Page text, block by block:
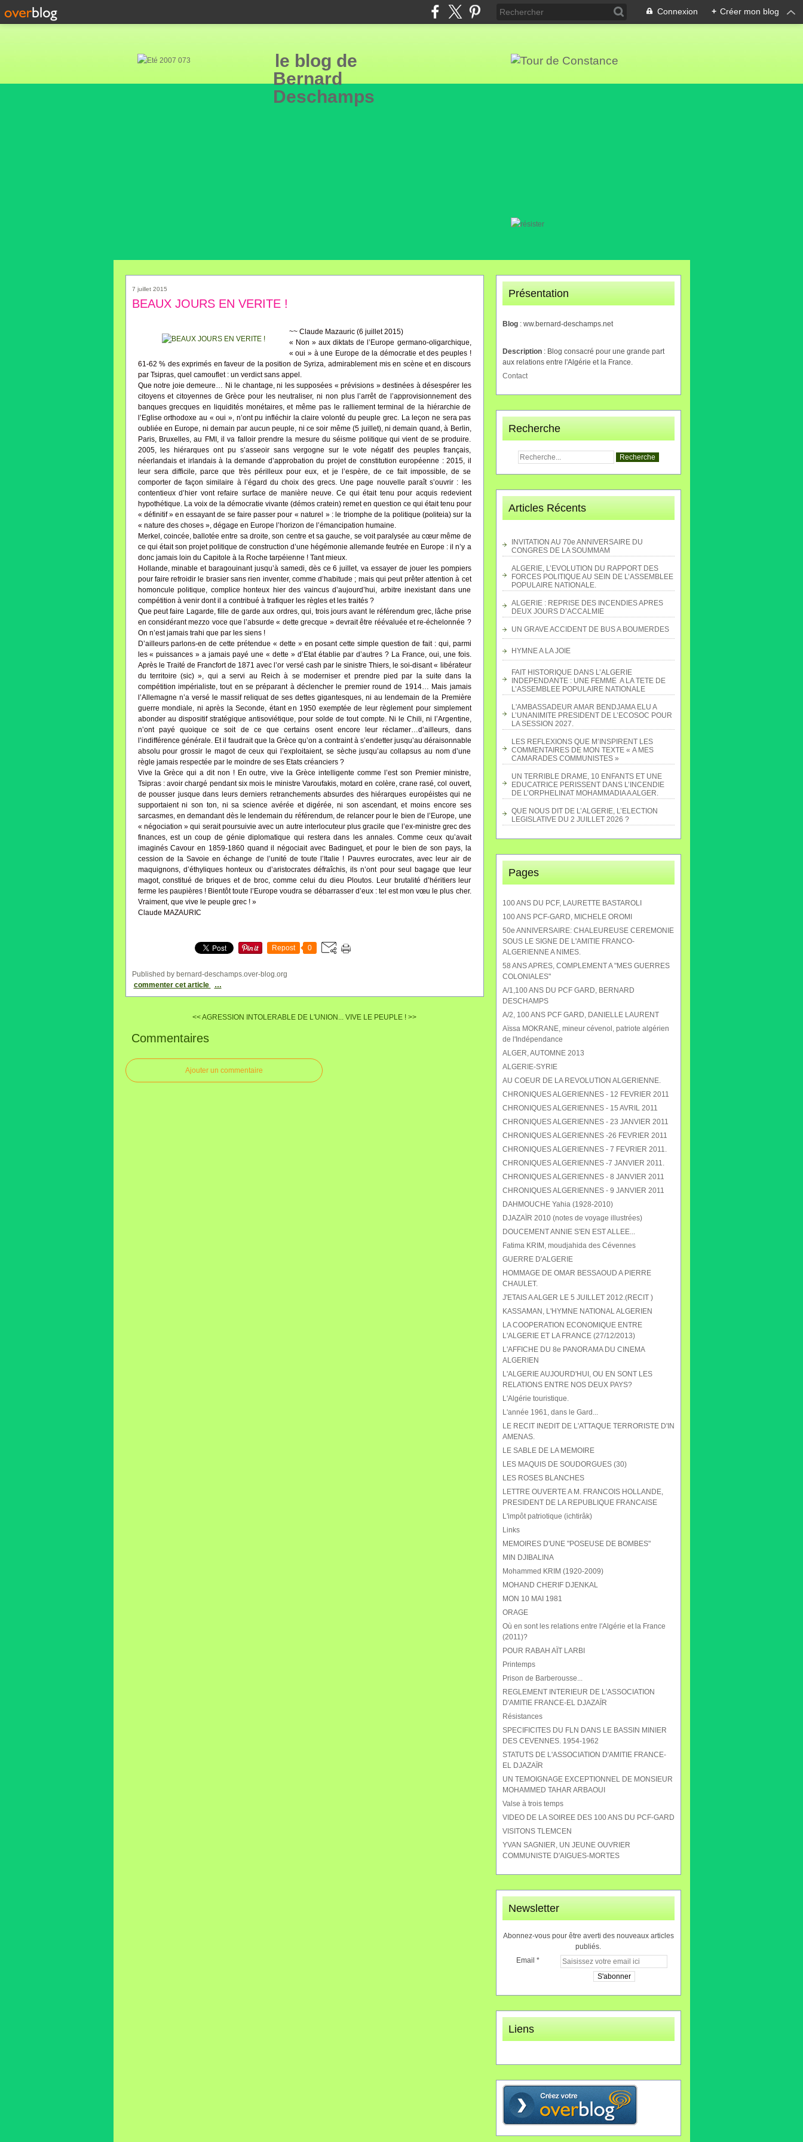
Connexion + Créer mon blog
le blog de
Bernard
Deschamps
7 juillet 2015
BEAUX JOURS EN VERITE !
~~ Claude Mazauric (6 juillet 2015)
« Non » aux diktats de l’Europe germano-oligarchique,
« oui » à une Europe de la démocratie et des peuples !
61-62 % des exprimés en faveur de la position de Syriza, admirablement mis en scène et en discours
par Tsipras, quel camouflet : un verdict sans appel.
Que notre joie demeure… Ni le chantage, ni les supposées « prévisions » destinées à désespérer les
citoyens et citoyennes de Grèce pour les neutraliser, ni non plus l’arrêt de l’approvisionnement des
banques grecques en liquidités monétaires, et même pas le ralliement terminal de la hiérarchie de
l’Eglise orthodoxe au « oui », n’ont pu infléchir la claire volonté du peuple grec. La leçon ne sera pas
oubliée en Europe, ni demain par aucun peuple, ni ce soir même (5 juillet), ni demain quand, à Berlin,
Paris, Bruxelles, au FMI, il va falloir prendre la mesure du séisme politique qui vient de se produire.
2005, les hiérarques ont pu s’asseoir sans vergogne sur le vote négatif des peuples français,
néerlandais et irlandais à la demande d’approbation du projet de constitution européenne : 2015, il
leur sera difficile, parce que très périlleux pour eux, et je l’espère, de ce fait impossible, de se
comporter de façon similaire à l’égard du choix des grecs. Une page nouvelle paraît s’ouvrir : les
contentieux d’hier vont refaire surface de manière neuve. Ce qui était tenu pour acquis redevient
hypothétique. La voix de la démocratie vivante (démos cratein) remet en question ce qui était tenu pour
« définitif » en essayant de se faire passer pour « naturel » : le triomphe de la politique (politeia) sur la
« nature des choses », dégage en Europe l’horizon de l’émancipation humaine.
Merkel, coincée, ballotée entre sa droite, son centre et sa gauche, se voit paralysée au cœur même de
ce qui était son projet politique de construction d’une hégémonie allemande feutrée en Europe : il n’y a
donc jamais loin du Capitole à la Roche tarpéienne ! Tant mieux.
Hollande, minable et baragouinant jusqu’à samedi, dès ce 6 juillet, va essayer de jouer les pompiers
pour faire refroidir le brasier sans rien inventer, comme d’habitude ; mais qui peut prêter attention à cet
homoncule politique, complice honteux hier des vaincus d’aujourd’hui, arbitre inexistant dans une
compétition à venir dont il a contribué à trafiquer les règles et les traités ?
Que peut faire Lagarde, fille de garde aux ordres, qui, trois jours avant le référendum grec, lâche prise
en considérant mezzo voce que l’absurde « dette grecque » devrait être réévaluée et re-échelonnée ?
On n’est jamais trahi que par les siens !
D’ailleurs parlons-en de cette prétendue « dette » en posant cette simple question de fait : qui, parmi
les « puissances » a jamais payé une « dette » d’Etat établie par d’autres ? La France, oui, une fois.
Après le Traité de Francfort de 1871 avec l’or versé cash par le sinistre Thiers, le soi-disant « libérateur
du territoire (sic) », qui a servi au Reich à se moderniser et prendre pied par la suite dans la
compétition impérialiste, tout en se préparant à déclencher le premier round de 1914… Mais jamais
l’Allemagne n’a versé le massif reliquat de ses dettes gigantesques, ni au lendemain de la Première
guerre mondiale, ni après la Seconde, étant en 1950 exemptée de leur règlement pour simplement
abonder au dispositif stratégique antisoviétique, pour solde de tout compte. Ni le Chili, ni l’Argentine,
n’ont payé quoique ce soit de ce que certains osent encore leur réclamer…d’ailleurs, dans
l’indifférence générale. Et il faudrait que la Grèce qu’on a contraint à s’endetter jusqu’au déraisonnable
absolu pour grossir le magot de ceux qui l’exploitaient, se sèche jusqu’au collapsus au nom d’une
règle jamais respectée par le moindre de ses Etats créanciers ?
Vive la Grèce qui a dit non ! En outre, vive la Grèce intelligente comme l’est son Premier ministre,
Tsipras : avoir chargé pendant six mois le ministre Varoufakis, motard en colère, crane rasé, col ouvert,
de pousser jusque dans leurs derniers retranchements absurdes des hiérarques européistes qui ne
supportaient ni son ton, ni sa science avérée et digérée, ni son ascendant, et moins encore ses
sarcasmes, en demandant dès le lendemain du référendum, de relancer pour le bien de l’Europe, une
« négociation » qui serait poursuivie avec un autre interlocuteur plus gracile que l’ex-ministre grec des
finances, est un coup de génie diplomatique qui restera dans les annales. Comme ceux qu’avait
imaginés Cavour en 1859-1860 quand il négociait avec Badinguet, et pour le bien de son pays, la
cession de la Savoie en échange de l’unité de toute l’Italie ! Pauvres eurocrates, avec leur air de
maquignons, d’éthyliques honteux ou d’aristocrates défraîchis, ils n’ont pour seul bagage que leur
magot, constitué de briques et de broc, comme celui du dieu Ploutos. Leur brutalité d’héritiers leur
ferme les paupières ! Bientôt toute l’Europe voudra se débarrasser d’eux : tel est mon vœu le plus cher.
Vraiment, que vive le peuple grec ! »
Claude MAZAURIC
Repost 0
Published by bernard-deschamps.over-blog.org
commenter cet article
…
<< AGRESSION INTOLERABLE DE L'UNION... VIVE LE PEUPLE ! >>
Commentaires
Ajouter un commentaire
Présentation
Blog : ww.bernard-deschamps.net
Description : Blog consacré pour une grande part
aux relations entre l'Algérie et la France.
Contact
Recherche
Articles Récents
INVITATION AU 70e ANNIVERSAIRE DU
CONGRES DE LA SOUMMAM
ALGERIE, L’EVOLUTION DU RAPPORT DES
FORCES POLITIQUE AU SEIN DE L’ASSEMBLEE
POPULAIRE NATIONALE.
ALGERIE : REPRISE DES INCENDIES APRES
DEUX JOURS D’ACCALMIE
UN GRAVE ACCIDENT DE BUS A BOUMERDES
HYMNE A LA JOIE
FAIT HISTORIQUE DANS L’ALGERIE
INDEPENDANTE : UNE FEMME A LA TETE DE
L’ASSEMBLEE POPULAIRE NATIONALE
L'AMBASSADEUR AMAR BENDJAMA ELU A
L’UNANIMITE PRESIDENT DE L’ECOSOC POUR
LA SESSION 2027.
LES REFLEXIONS QUE M’INSPIRENT LES
COMMENTAIRES DE MON TEXTE « A MES
CAMARADES COMMUNISTES »
UN TERRIBLE DRAME, 10 ENFANTS ET UNE
EDUCATRICE PERISSENT DANS L’INCENDIE
DE L’ORPHELINAT MOHAMMADIA A ALGER.
QUE NOUS DIT DE L’ALGERIE, L’ELECTION
LEGISLATIVE DU 2 JUILLET 2026 ?
Pages
100 ANS DU PCF, LAURETTE BASTAROLI
100 ANS PCF-GARD, MICHELE OROMI
50e ANNIVERSAIRE: CHALEUREUSE CEREMONIE
SOUS LE SIGNE DE L'AMITIE FRANCO-
ALGERIENNE A NIMES.
58 ANS APRES, COMPLEMENT A "MES GUERRES
COLONIALES"
A/1,100 ANS DU PCF GARD, BERNARD
DESCHAMPS
A/2, 100 ANS PCF GARD, DANIELLE LAURENT
Aïssa MOKRANE, mineur cévenol, patriote algérien
de l'Indépendance
ALGER, AUTOMNE 2013
ALGERIE-SYRIE
AU COEUR DE LA REVOLUTION ALGERIENNE.
CHRONIQUES ALGERIENNES - 12 FEVRIER 2011
CHRONIQUES ALGERIENNES - 15 AVRIL 2011
CHRONIQUES ALGERIENNES - 23 JANVIER 2011
CHRONIQUES ALGERIENNES -26 FEVRIER 2011
CHRONIQUES ALGERIENNES - 7 FEVRIER 2011.
CHRONIQUES ALGERIENNES -7 JANVIER 2011.
CHRONIQUES ALGERIENNES - 8 JANVIER 2011
CHRONIQUES ALGERIENNES - 9 JANVIER 2011
DAHMOUCHE Yahia (1928-2010)
DJAZAÏR 2010 (notes de voyage illustrées)
DOUCEMENT ANNIE S'EN EST ALLEE...
Fatima KRIM, moudjahida des Cévennes
GUERRE D'ALGERIE
HOMMAGE DE OMAR BESSAOUD A PIERRE
CHAULET.
J'ETAIS A ALGER LE 5 JUILLET 2012.(RECIT )
KASSAMAN, L'HYMNE NATIONAL ALGERIEN
LA COOPERATION ECONOMIQUE ENTRE
L'ALGERIE ET LA FRANCE (27/12/2013)
L'AFFICHE DU 8e PANORAMA DU CINEMA
ALGERIEN
L'ALGERIE AUJOURD'HUI, OU EN SONT LES
RELATIONS ENTRE NOS DEUX PAYS?
L'Algérie touristique.
L'année 1961, dans le Gard...
LE RECIT INEDIT DE L'ATTAQUE TERRORISTE D'IN
AMENAS.
LE SABLE DE LA MEMOIRE
LES MAQUIS DE SOUDORGUES (30)
LES ROSES BLANCHES
LETTRE OUVERTE A M. FRANCOIS HOLLANDE,
PRESIDENT DE LA REPUBLIQUE FRANCAISE
L'impôt patriotique (ichtirâk)
Links
MEMOIRES D'UNE "POSEUSE DE BOMBES"
MIN DJIBALINA
Mohammed KRIM (1920-2009)
MOHAND CHERIF DJENKAL
MON 10 MAI 1981
ORAGE
Où en sont les relations entre l'Algérie et la France
(2011)?
POUR RABAH AÏT LARBI
Printemps
Prison de Barberousse...
REGLEMENT INTERIEUR DE L'ASSOCIATION
D'AMITIE FRANCE-EL DJAZAÏR
Résistances
SPECIFICITES DU FLN DANS LE BASSIN MINIER
DES CEVENNES. 1954-1962
STATUTS DE L'ASSOCIATION D'AMITIE FRANCE-
EL DJAZAÏR
UN TEMOIGNAGE EXCEPTIONNEL DE MONSIEUR
MOHAMMED TAHAR ARBAOUI
Valse à trois temps
VIDEO DE LA SOIREE DES 100 ANS DU PCF-GARD
VISITONS TLEMCEN
YVAN SAGNIER, UN JEUNE OUVRIER
COMMUNISTE D'AIGUES-MORTES
Newsletter
Abonnez-vous pour être averti des nouveaux articles
publiés.
Email
Liens